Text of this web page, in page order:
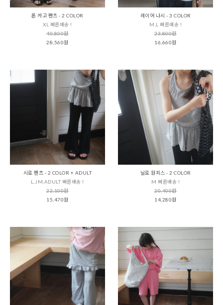
론 카고 팬츠 - 2 COLOR
XL 빠른배송 !
40,800원
28,560원
레이어 나시 - 3 COLOR
M,L 빠른배송 !
23,800원
16,660원
시로 팬츠 - 2 COLOR + ADULT
L,JM,ADULT 빠른배송 !
22,100원
15,470원
닐로 원피스 - 2 COLOR
M 빠른배송 !
20,400원
14,280원